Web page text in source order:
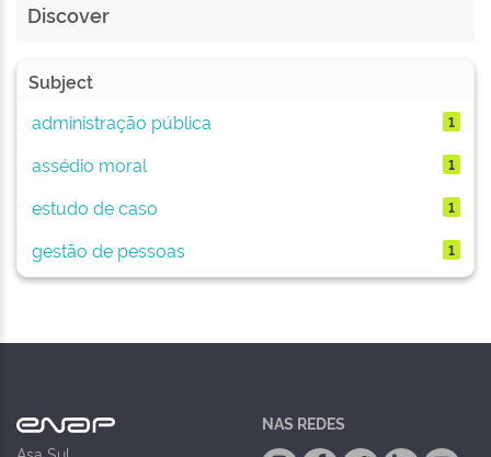
Discover
Subject
administração pública
1
assédio moral 1
estudo de caso 1
gestão de pessoas 1
NAS REDES